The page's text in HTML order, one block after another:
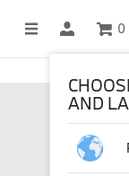
0
AND